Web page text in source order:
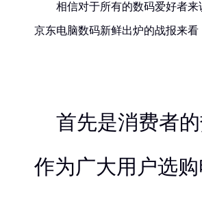
相信对于所有的数码爱好者
京东电脑数码新鲜出炉的战报来
首先是消费者
作为广大用户选